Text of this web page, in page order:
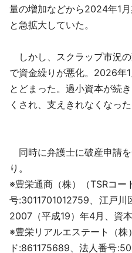
量の増加などから2024年1
と急拡大していた。
しかし、スクラップ市況
で資金繰りが悪化。2026年
とどまった。過小資本が続
くされ、支えきれなくなった
同時に弁護士に破産申請
り。
※豊栄通商（株）（TSRコ
号:3011701012759、江戸川
2007（平成19）年4月、資
※豊栄リアルエステート（株
ド:861175689、法人番号